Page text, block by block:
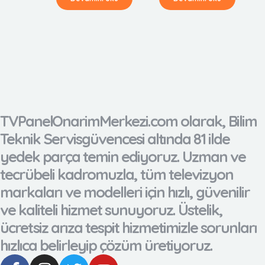
TVPanelOnarimMerkezi.com olarak, Bilim
Teknik Servisgüvencesi altında 81 ilde
yedek parça temin ediyoruz. Uzman ve
tecrübeli kadromuzla, tüm televizyon
markaları ve modelleri için hızlı, güvenilir
ve kaliteli hizmet sunuyoruz. Üstelik,
ücretsiz arıza tespit hizmetimizle sorunları
hızlıca belirleyip çözüm üretiyoruz.